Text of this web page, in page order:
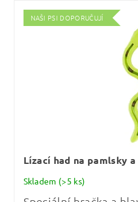
NAŠI PSI DOPORUČUJÍ
Lízací had na pamlsky
Skladem (>5 ks)